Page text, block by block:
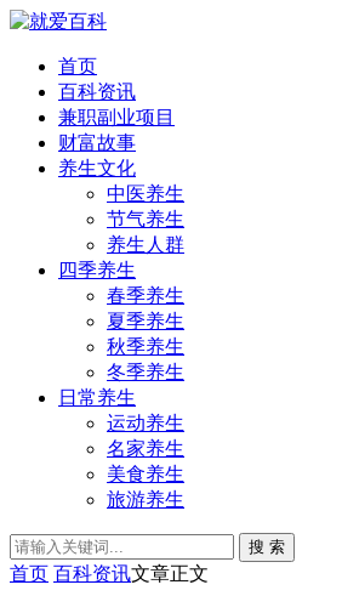
首页
百科资讯
兼职副业项目
财富故事
养生文化
中医养生
节气养生
养生人群
四季养生
春季养生
夏季养生
秋季养生
冬季养生
日常养生
运动养生
名家养生
美食养生
旅游养生
搜 索
首页 百科资讯文章正文